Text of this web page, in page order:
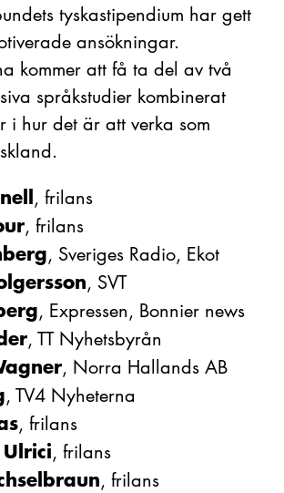
tyskastipendium har gett
ansökningar.
kommer att få ta del av två
språkstudier kombinerat
i hur det är att verka som
, frilans
, frilans
, Sveriges Radio, Ekot
, SVT
, Expressen, Bonnier news
, TT Nyhetsbyrån
, Norra Hallands AB
, TV4 Nyheterna
, frilans
, frilans
, frilans